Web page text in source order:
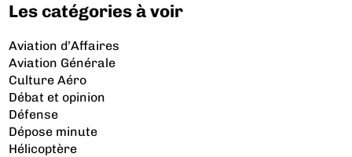
Les catégories à voir
Aviation d’Affaires
Aviation Générale
Culture Aéro
Débat et opinion
Défense
Dépose minute
Hélicoptère